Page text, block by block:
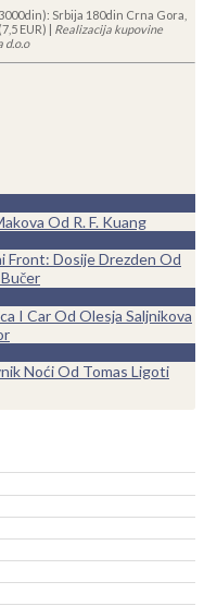
Srbija 180din Crna Gora,
EUR) | Realizacija kupovine
d.o.o
Od R. F. Kuang
Front: Dosije Drezden Od
I Car Od Olesja Saljnikova
Noći Od Tomas Ligoti